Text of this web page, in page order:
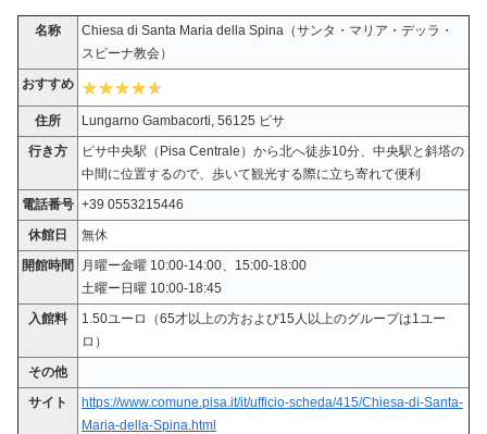
名称
Chiesa di Santa Maria della Spina（サンタ・マリア・デッラ・
スピーナ教会）
おすすめ
住所
Lungarno Gambacorti, 56125 ピサ
行き方
ピサ中央駅（Pisa Centrale）から北へ徒歩10分、中央駅と斜塔の
中間に位置するので、歩いて観光する際に立ち寄れて便利
電話番号 +39 0553215446
休館日
無休
開館時間
月曜ー金曜 10:00-14:00、15:00-18:00
土曜ー日曜 10:00-18:45
入館料
1.50ユーロ（65才以上の方および15人以上のグループは1ユー
ロ）
その他
サイト
https://www.comune.pisa.it/it/ufficio-scheda/415/Chiesa-di-Santa-
Maria-della-Spina.html